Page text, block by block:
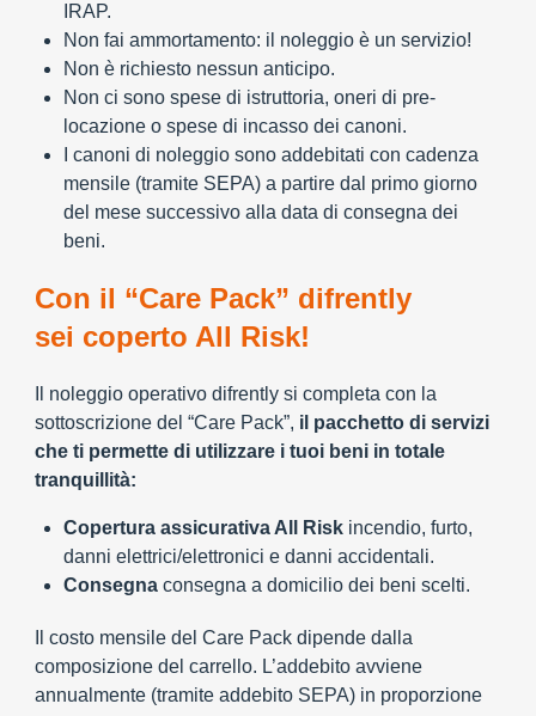
IRAP.
Non fai ammortamento: il noleggio è un servizio!
Non è richiesto nessun anticipo.
Non ci sono spese di istruttoria, oneri di pre-
locazione o spese di incasso dei canoni.
I canoni di noleggio sono addebitati con cadenza
mensile (tramite SEPA) a partire dal primo giorno
del mese successivo alla data di consegna dei
beni.
Con il “Care Pack” difrently
sei coperto All Risk!
Il noleggio operativo difrently si completa con la
sottoscrizione del “Care Pack”, il pacchetto di servizi
che ti permette di utilizzare i tuoi beni in totale
tranquillità:
Copertura assicurativa All Risk incendio, furto,
danni elettrici/elettronici e danni accidentali.
Consegna consegna a domicilio dei beni scelti.
Il costo mensile del Care Pack dipende dalla
composizione del carrello. L’addebito avviene
annualmente (tramite addebito SEPA) in proporzione